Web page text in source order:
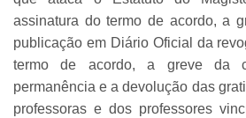
assinatura do termo de acordo, a
publicação em Diário Oficial da
termo de acordo, a greve da
permanência e a devolução das
professoras e dos professores